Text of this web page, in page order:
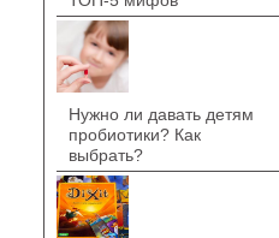
Нужно ли давать детям
пробиотики? Как
выбрать?